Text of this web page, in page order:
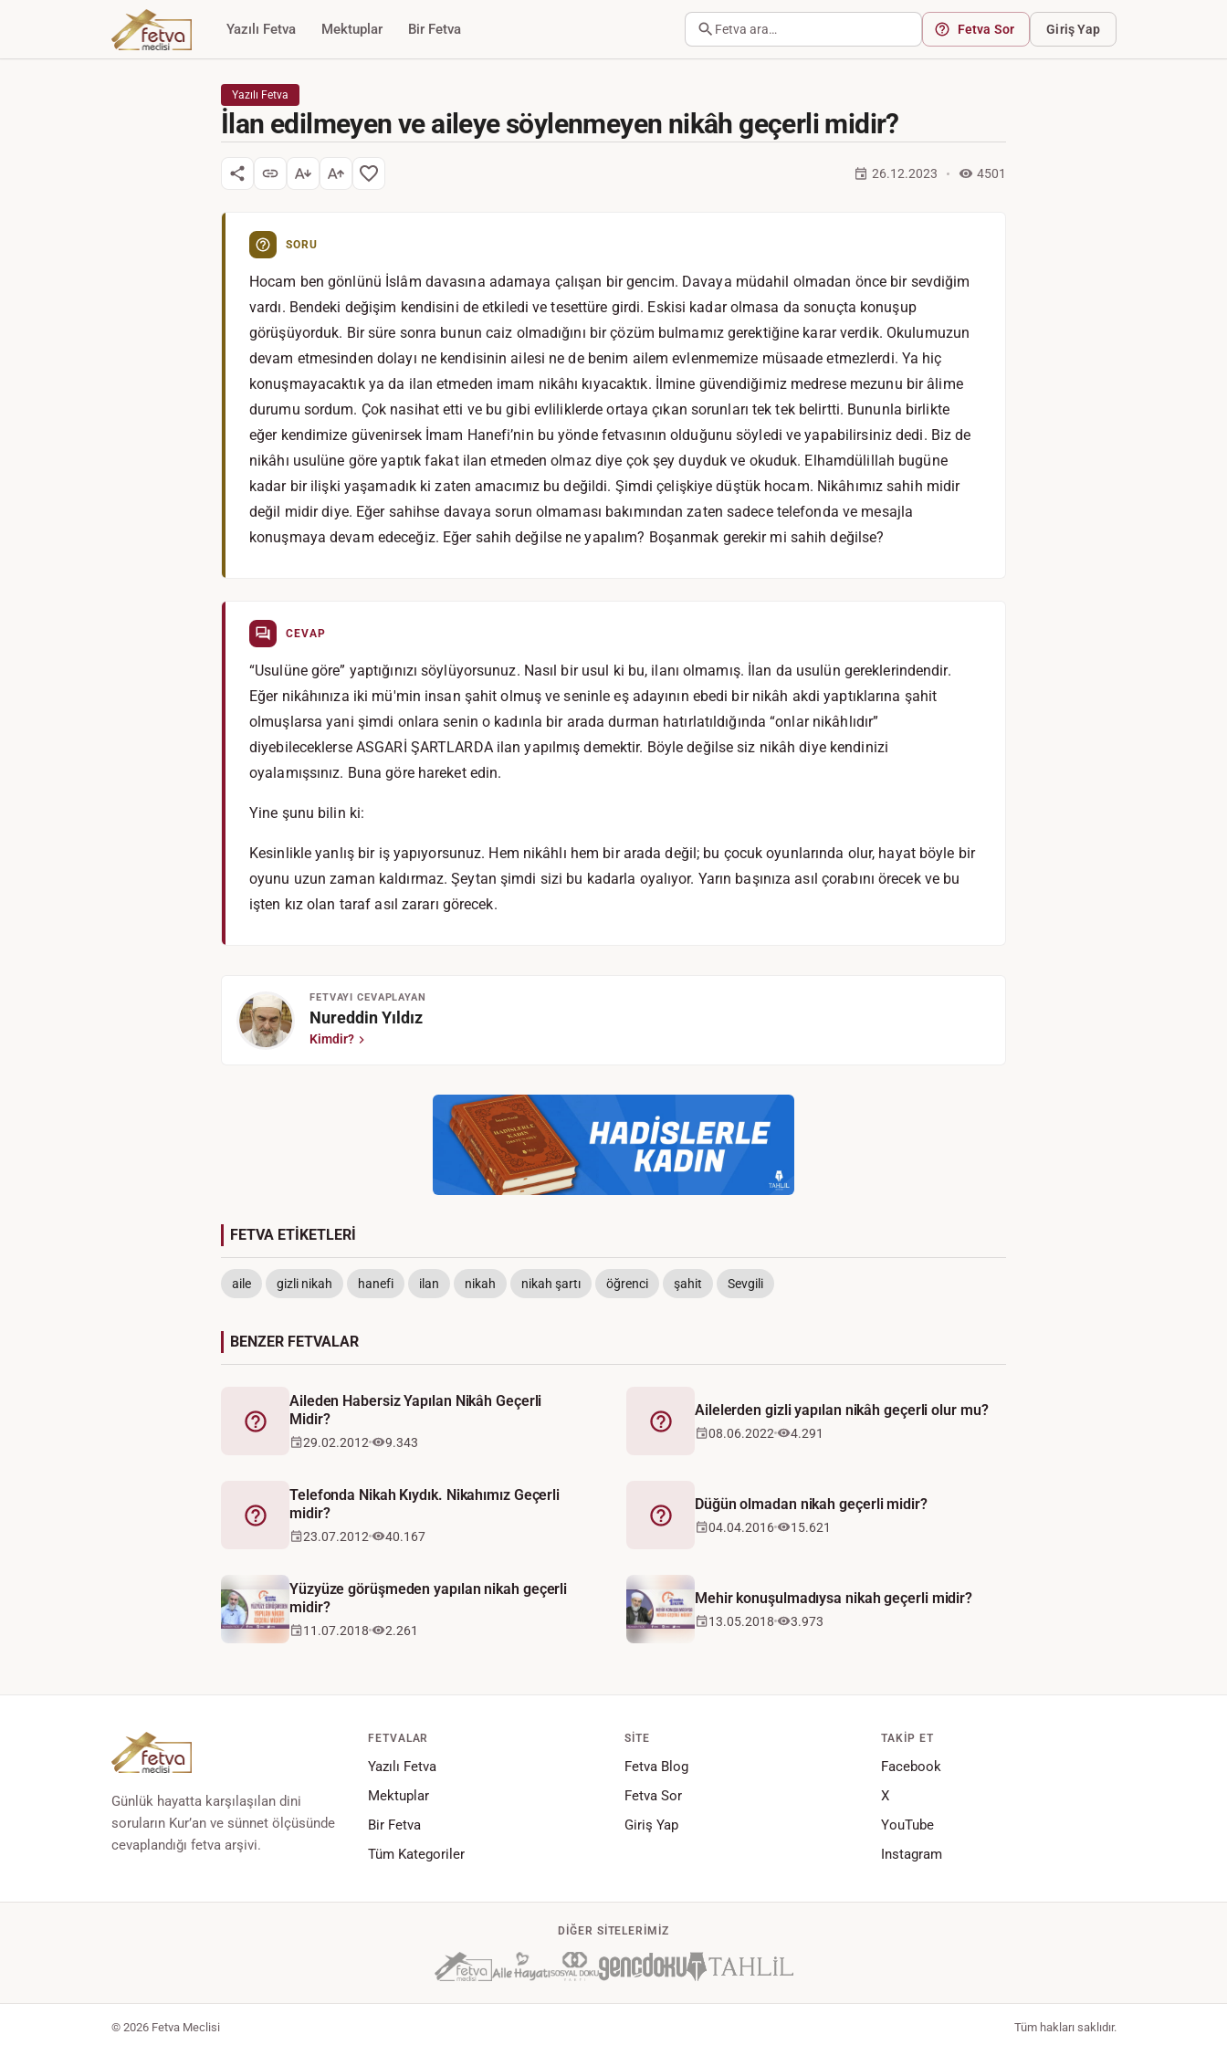
Yazılı Fetva Mektuplar Bir Fetva Fetva ara… Fetva Sor Giriş Yap
Yazılı Fetva
İlan edilmeyen ve aileye söylenmeyen nikâh geçerli midir?
26.12.2023 4501
SORU
Hocam ben gönlünü İslâm davasına adamaya çalışan bir gencim. Davaya müdahil olmadan önce bir sevdiğim
vardı. Bendeki değişim kendisini de etkiledi ve tesettüre girdi. Eskisi kadar olmasa da sonuçta konuşup
görüşüyorduk. Bir süre sonra bunun caiz olmadığını bir çözüm bulmamız gerektiğine karar verdik. Okulumuzun
devam etmesinden dolayı ne kendisinin ailesi ne de benim ailem evlenmemize müsaade etmezlerdi. Ya hiç
konuşmayacaktık ya da ilan etmeden imam nikâhı kıyacaktık. İlmine güvendiğimiz medrese mezunu bir âlime
durumu sordum. Çok nasihat etti ve bu gibi evliliklerde ortaya çıkan sorunları tek tek belirtti. Bununla birlikte
eğer kendimize güvenirsek İmam Hanefi’nin bu yönde fetvasının olduğunu söyledi ve yapabilirsiniz dedi. Biz de
nikâhı usulüne göre yaptık fakat ilan etmeden olmaz diye çok şey duyduk ve okuduk. Elhamdülillah bugüne
kadar bir ilişki yaşamadık ki zaten amacımız bu değildi. Şimdi çelişkiye düştük hocam. Nikâhımız sahih midir
değil midir diye. Eğer sahihse davaya sorun olmaması bakımından zaten sadece telefonda ve mesajla
konuşmaya devam edeceğiz. Eğer sahih değilse ne yapalım? Boşanmak gerekir mi sahih değilse?
CEVAP
“Usulüne göre” yaptığınızı söylüyorsunuz. Nasıl bir usul ki bu, ilanı olmamış. İlan da usulün gereklerindendir.
Eğer nikâhınıza iki mü'min insan şahit olmuş ve seninle eş adayının ebedi bir nikâh akdi yaptıklarına şahit
olmuşlarsa yani şimdi onlara senin o kadınla bir arada durman hatırlatıldığında “onlar nikâhlıdır”
diyebileceklerse ASGARİ ŞARTLARDA ilan yapılmış demektir. Böyle değilse siz nikâh diye kendinizi
oyalamışsınız. Buna göre hareket edin.
Yine şunu bilin ki:
Kesinlikle yanlış bir iş yapıyorsunuz. Hem nikâhlı hem bir arada değil; bu çocuk oyunlarında olur, hayat böyle bir
oyunu uzun zaman kaldırmaz. Şeytan şimdi sizi bu kadarla oyalıyor. Yarın başınıza asıl çorabını örecek ve bu
işten kız olan taraf asıl zararı görecek.
FETVAYI CEVAPLAYAN
Nureddin Yıldız
Kimdir?
FETVA ETİKETLERİ
aile gizli nikah hanefi ilan nikah nikah şartı öğrenci şahit Sevgili
BENZER FETVALAR
Fetva
Aileden Habersiz Yapılan Nikâh Geçerli
Midir?
29.02.2012 9.343
Fetva
Ailelerden gizli yapılan nikâh geçerli olur mu?
08.06.2022 4.291
Fetva
Telefonda Nikah Kıydık. Nikahımız Geçerli
midir?
23.07.2012 40.167
Fetva
Düğün olmadan nikah geçerli midir?
04.04.2016 15.621
Yüzyüze görüşmeden yapılan nikah geçerli
midir?
11.07.2018 2.261
Mehir konuşulmadıysa nikah geçerli midir?
13.05.2018 3.973
Günlük hayatta karşılaşılan dini
soruların Kur’an ve sünnet ölçüsünde
cevaplandığı fetva arşivi.
FETVALAR
Yazılı Fetva
Mektuplar
Bir Fetva
Tüm Kategoriler
SITE
Fetva Blog
Fetva Sor
Giriş Yap
TAKIP ET
Facebook
X
YouTube
Instagram
DIĞER SITELERIMIZ
© 2026 Fetva Meclisi Tüm hakları saklıdır.